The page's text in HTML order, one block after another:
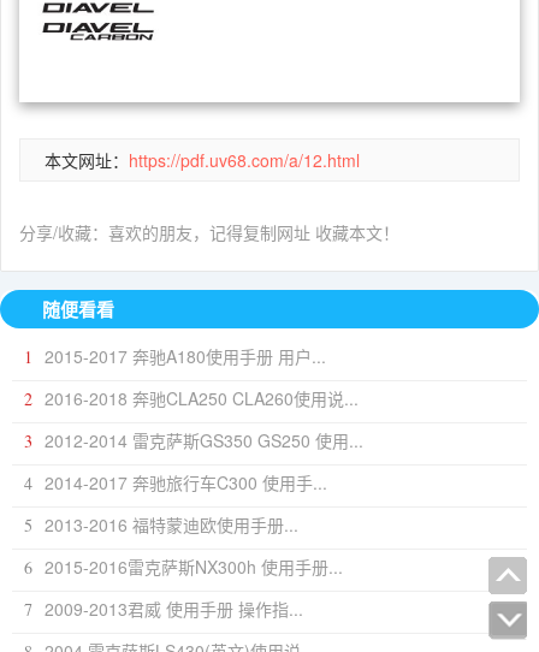
本文网址： https://pdf.uv68.com/a/12.html
分享/收藏：喜欢的朋友，记得复制网址 收藏本文！
随便看看
1 2015-2017 奔驰A180使用手册 用户...
2 2016-2018 奔驰CLA250 CLA260使用说...
3 2012-2014 雷克萨斯GS350 GS250 使用...
4 2014-2017 奔驰旅行车C300 使用手...
5 2013-2016 福特蒙迪欧使用手册...
6 2015-2016雷克萨斯NX300h 使用手册...
7 2009-2013君威 使用手册 操作指...